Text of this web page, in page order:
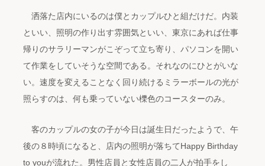
洒落た店内にいるのは僕とカップルひと組だけだ。内装
といい、照明の作り出す雰囲気といい、東京にあれば仕事
帰りのサラリーマンがこぞって立ち寄り、パソコンを開い
て作業をしていそうな空間である。それなのにひとがいな
い。速度を変えることなく回り続けるミラーボールの光が
照らすのは、何も乗っていない櫟色のコースターのみ。
客のカップルの女の子が今日は誕生日だったようで、午
後の８時頃になると、店内の照明が落ちてHappy Birthday
to youが流れた。男性店員と女性店員の二人が拍手をし